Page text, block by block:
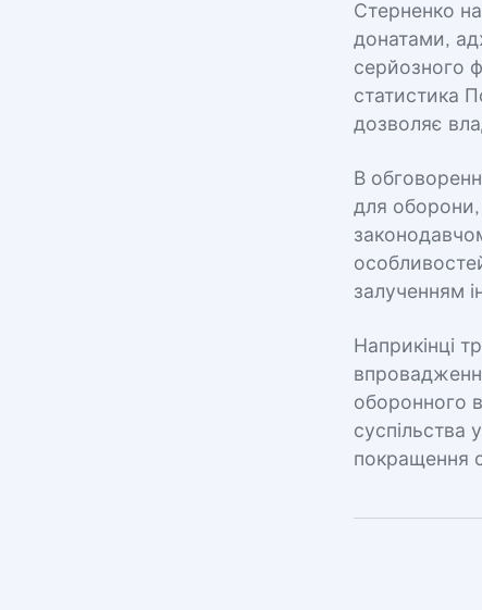
Стерненко
донатами,
серйозного
статистика
дозволяє
В
для оборони,
залученням
Наприкінці
оборонного
суспільства
покращення